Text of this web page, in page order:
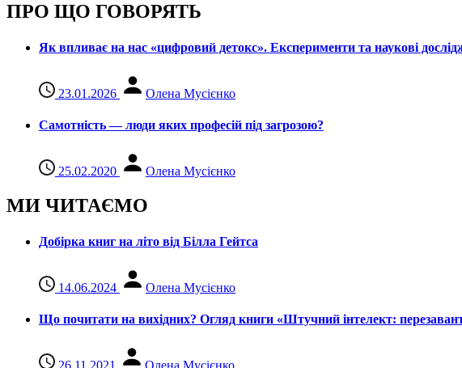
ПРО ЩО ГОВОРЯТЬ
Як впливає на нас «цифровий детокс». Експерименти та наукові
23.01.2026 Олена Мусієнко
Самотність — люди яких професій під загрозою?
25.02.2020 Олена Мусієнко
МИ ЧИТАЄМО
Добірка книг на літо від Білла Гейтса
14.06.2024 Олена Мусієнко
Що почитати на вихідних? Огляд книги «Штучний інтелект: